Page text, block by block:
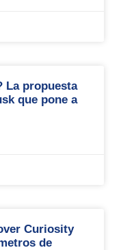
La propuesta
que pone a
Curiosity
de